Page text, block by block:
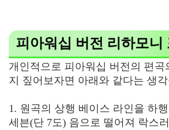
피아워십 버전 리하모니
개인적으로 피아워십 버전의 편곡
지 짚어보자면 아래와 같다는 생
1. 원곡의 상행 베이스 라인을 하
세븐(단 7도) 음으로 떨어져 락스